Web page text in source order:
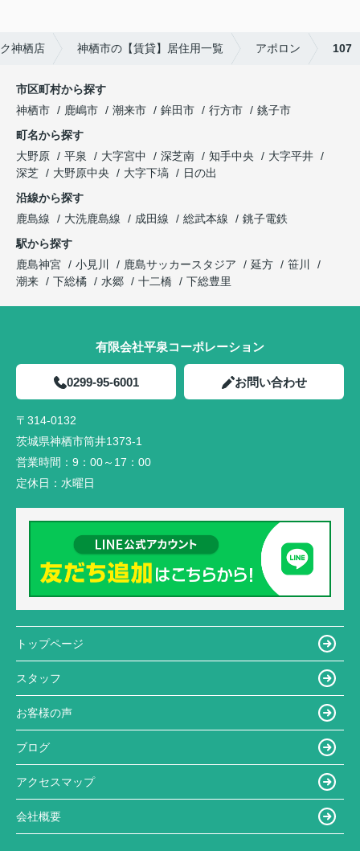
神栖店 神栖市の【賃貸】居住用一覧 アポロン 107
市区町村から探す
神栖市
鹿嶋市 潮来市 鉾田市 行方市
銚子市
町名から探す
大野原
平泉 大字宮中 深芝南 知手中央
大字平井
深芝
大野原中央 大字下塙
日の出
沿線から探す
鹿島線
大洗鹿島線 成田線 総武本線
銚子電鉄
駅から探す
鹿島神宮
小見川 鹿島サッカースタジア 延方
笹川
潮来
下総橘 水郷 十二橋 下総豊里
有限会社平泉コーポレーション
0299-95-6001 お問い合わせ
〒314-0132
茨城県神栖市筒井1373-1
営業時間： 9：00～17：00
定休日： 水曜日
トップページ
スタッフ
お客様の声
ブログ
アクセスマップ
会社概要